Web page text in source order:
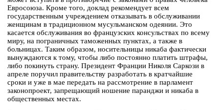
Евросоюза. Кроме того, доклад рекомендует всем
государственным учреждением отказывать в обслуживании
женщинам в традиционном мусульманском одеянии. Это
касается обслуживания во французских консульствах по всему
миру, на пограничных таможенных пунктах, а также в
больницах. Таким образом, носительницы никаба фактически
вынуждаются к тому, чтобы либо постоянно платить штрафы,
либо покинуть страну. Президент Франции Николя Саркози в
апреле поручил правительству разработать в кратчайшие
сроки и уже в мае передать на рассмотрение в парламент
законопроект, запрещающий ношение паранджи и никаба в
общественных местах.